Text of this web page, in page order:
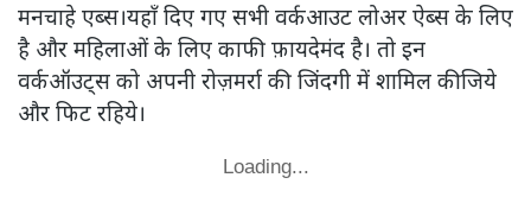
मनचाहे एब्स।यहाँ दिए गए सभी वर्कआउट लोअर ऐब्स के लिए
है और महिलाओं के लिए काफी फ़ायदेमंद है। तो इन
वर्कऑउट्स को अपनी रोज़मर्रा की जिंदगी में शामिल कीजिये
और फिट रहिये।
Loading...